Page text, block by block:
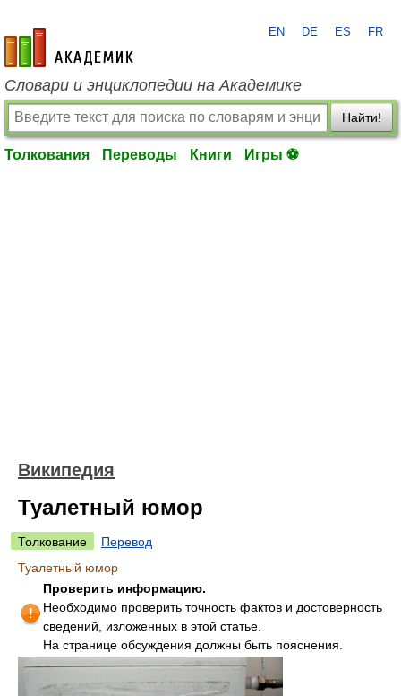
academic.ru
EN DE ES FR
Словари и энциклопедии на Академике
Найти!
Толкования Переводы Книги Игры ⚽
Википедия
Туалетный юмор
Толкование
Перевод
Туалетный юмор
Проверить информацию.
Необходимо проверить точность фактов и достоверность
сведений, изложенных в этой статье.
На странице обсуждения должны быть пояснения.